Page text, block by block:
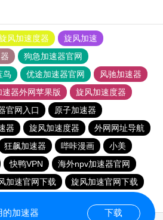
风加速度器
旋风加速
狗急加速器官网
鸟 优途加速器官网
风驰加速器
器外网苹果版
旋风加速度器
官网入口
原子加速器
器 旋风加速度器
外网网址导航
狂飙加速器 哔咔漫画
小美
快鸭VPN
海外npv加速器官网
加速官网下载
旋风加速官网下载
的加速器 下载